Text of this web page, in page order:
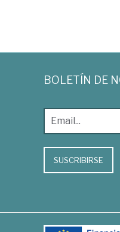
BOLETÍN DE
SUSCRIBIRSE